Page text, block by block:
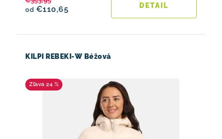
od €110,65 DETAIL
KILPI REBEKI-W Béžová
24 %